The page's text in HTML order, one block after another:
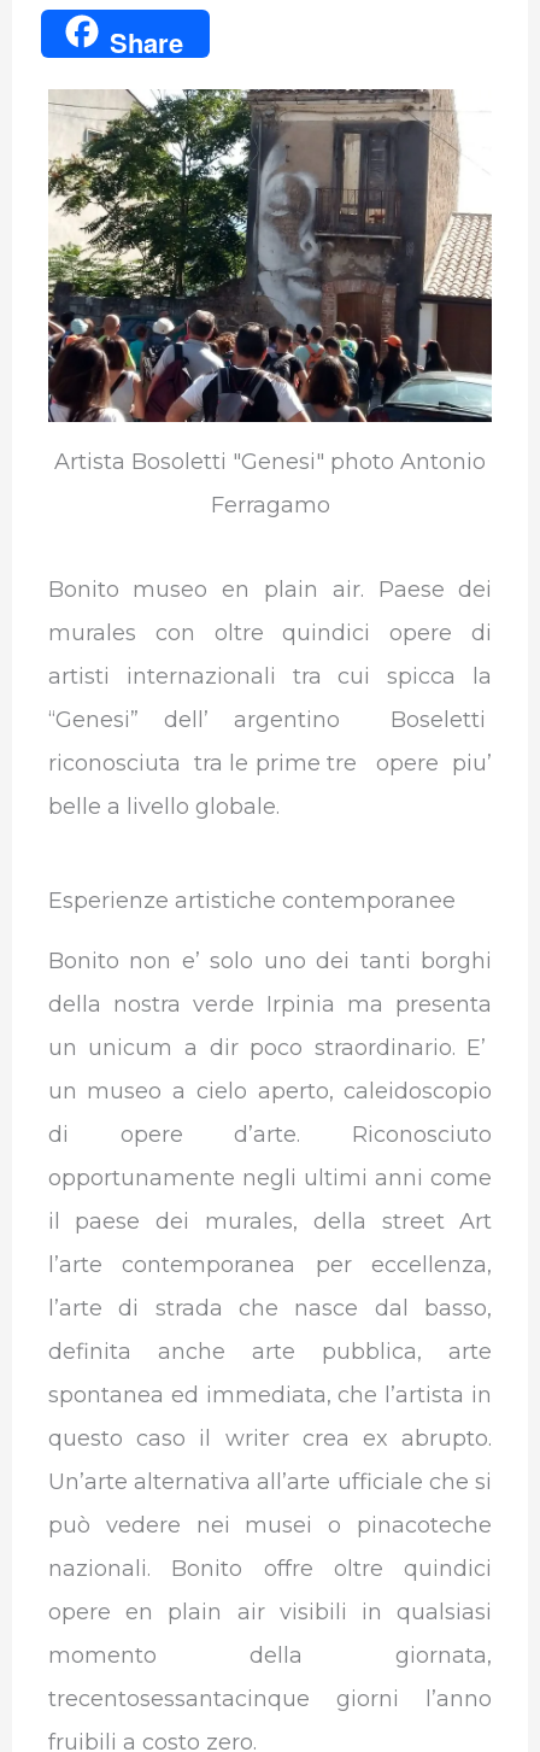
a
c
e
b
o
o
k
w
i
t
t
e
r
i
n
k
e
d
I
n
t
s
A
p
p
e
a
m
b
l
r
Share
Artista Bosoletti "Genesi" photo Antonio
Ferragamo
Bonito museo en plain air. Paese dei
murales con oltre quindici opere di
artisti internazionali tra cui spicca la
“Genesi” dell’ argentino Boseletti
riconosciuta tra le prime tre opere piu’
belle a livello globale.
Esperienze artistiche contemporanee
Bonito non e’ solo uno dei tanti borghi
della nostra verde Irpinia ma presenta
un unicum a dir poco straordinario. E’
un museo a cielo aperto, caleidoscopio
di opere d’arte. Riconosciuto
opportunamente negli ultimi anni come
il paese dei murales, della street Art
l’arte contemporanea per eccellenza,
l’arte di strada che nasce dal basso,
definita anche arte pubblica, arte
spontanea ed immediata, che l’artista in
questo caso il writer crea ex abrupto.
Un’arte alternativa all’arte ufficiale che si
può vedere nei musei o pinacoteche
nazionali. Bonito offre oltre quindici
opere en plain air visibili in qualsiasi
momento della giornata,
trecentosessantacinque giorni l’anno
fruibili a costo zero.